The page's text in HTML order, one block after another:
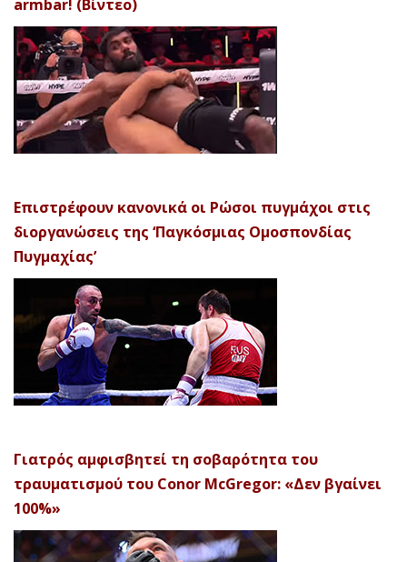
armbar! (Βίντεο)
Επιστρέφουν κανονικά οι Ρώσοι πυγμάχοι στις
διοργανώσεις της ‘Παγκόσμιας Ομοσπονδίας
Πυγμαχίας’
Γιατρός αμφισβητεί τη σοβαρότητα του
τραυματισμού του Conor McGregor: «Δεν βγαίνει
100%»